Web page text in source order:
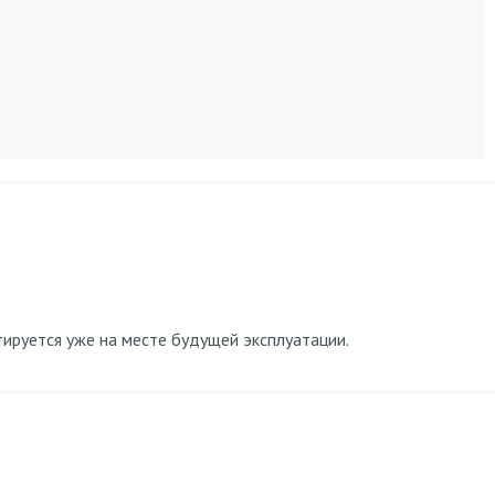
уже на месте будущей эксплуатации.